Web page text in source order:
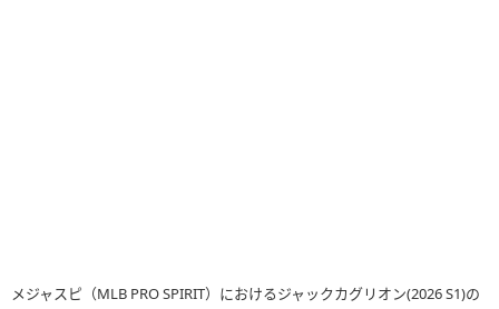
メジャスピ（MLB PRO SPIRIT）におけるジャックカグリオン(2026 S1)の